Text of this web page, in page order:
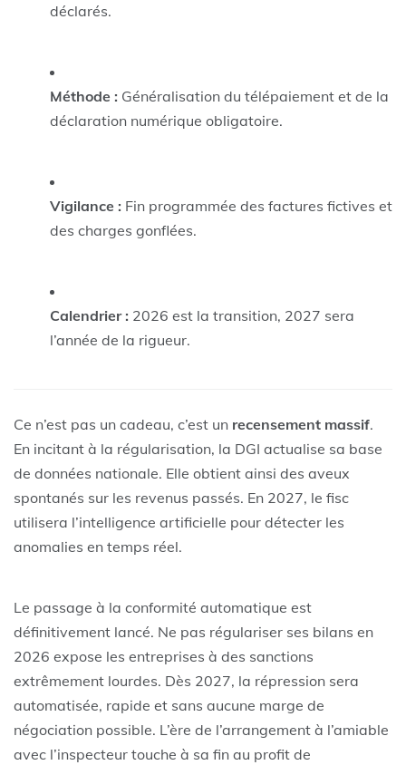
déclarés.
Méthode : Généralisation du télépaiement et de la
déclaration numérique obligatoire.
Vigilance : Fin programmée des factures fictives et
des charges gonflées.
Calendrier : 2026 est la transition, 2027 sera
l’année de la rigueur.
Ce n’est pas un cadeau, c’est un recensement massif.
En incitant à la régularisation, la DGI actualise sa base
de données nationale. Elle obtient ainsi des aveux
spontanés sur les revenus passés. En 2027, le fisc
utilisera l’intelligence artificielle pour détecter les
anomalies en temps réel.
Le passage à la conformité automatique est
définitivement lancé. Ne pas régulariser ses bilans en
2026 expose les entreprises à des sanctions
extrêmement lourdes. Dès 2027, la répression sera
automatisée, rapide et sans aucune marge de
négociation possible. L’ère de l’arrangement à l’amiable
avec l’inspecteur touche à sa fin au profit de